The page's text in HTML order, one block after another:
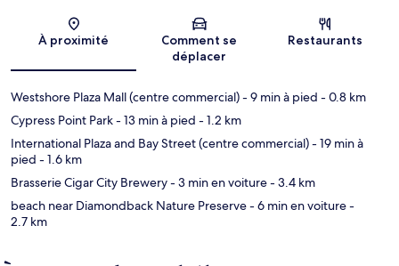
Carte
À proximité
Comment se
déplacer
Restaurants
Westshore Plaza Mall (centre commercial)- 9 min à pied - 0.8 km
Cypress Point Park- 13 min à pied - 1.2 km
International Plaza and Bay Street (centre commercial)- 19 min à
pied - 1.6 km
Brasserie Cigar City Brewery- 3 min en voiture- 3.4 km
beach near Diamondback Nature Preserve- 6 min en voiture-
2.7 km